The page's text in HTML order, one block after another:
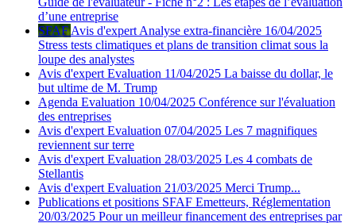
d’une entreprise
SFAF Avis d'expert Analyse extra-financière 16/04/2025
Stress tests climatiques et plans de transition climat sous la
loupe des analystes
Avis d'expert Evaluation 11/04/2025 La baisse du dollar, le
but ultime de M. Trump
Agenda Evaluation 10/04/2025 Conférence sur l'évaluation
des entreprises
Avis d'expert Evaluation 07/04/2025 Les 7 magnifiques
reviennent sur terre
Avis d'expert Evaluation 28/03/2025 Les 4 combats de
Stellantis
Avis d'expert Evaluation 21/03/2025 Merci Trump...
Publications et positions SFAF Emetteurs, Réglementation
20/03/2025 Pour un meilleur financement des entreprises par